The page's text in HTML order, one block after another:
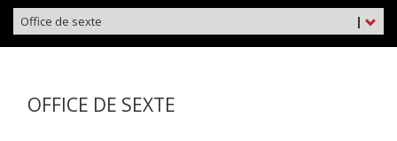
|
Office de sexte
OFFICE DE SEXTE